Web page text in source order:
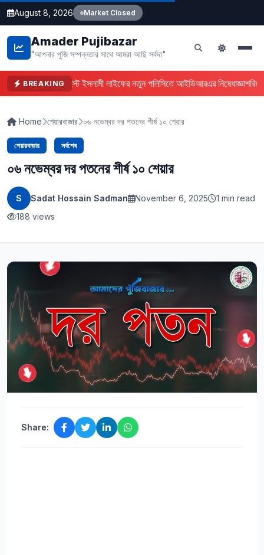
August 8, 2026 Market Closed
Amader Pujibazar
"আপনার পুজি সম্পন্নতার সাথে আমরা আছি সর্বদা"
BREAKINGফারইস্ট ইসলামী লাইফের নতুন পলিসিতে আইডিআরএর নিষেধাজ্ঞা
Home শেয়ারবাজার ০৬ নভেম্বর দর পতনের শীর্ষ ১০ শেয়ার
শেয়ারবাজার সর্বশেষ
০৬ নভেম্বর দর পতনের শীর্ষ ১০ শেয়ার
S Sadat Hossain Sadman November 6, 2025
1 min read
188 views
Share: